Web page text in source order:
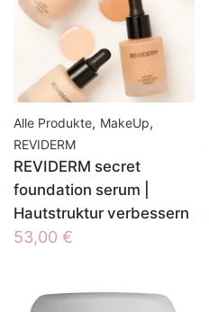
Alle Produkte, MakeUp,
REVIDERM
REVIDERM secret
foundation serum |
Hautstruktur verbessern
53,00 €